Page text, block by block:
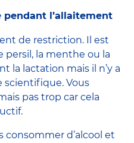
l’allaitement
de restriction. Il est
persil, la menthe ou la
la lactation mais il n’y a
scientifique. Vous
pas trop car cela
consommer d’alcool et